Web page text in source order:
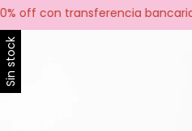
off con transferencia bancaria
Sin stock